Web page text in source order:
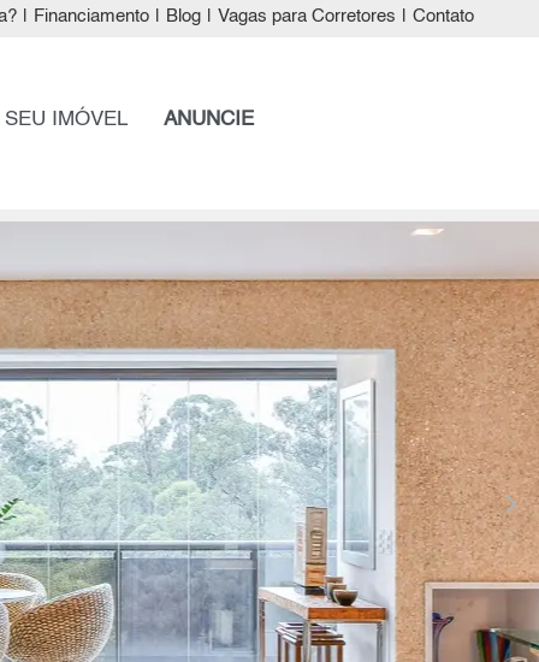
Financiamento Blog Vagas para Corretores Contato
SEU IMÓVEL ANUNCIE